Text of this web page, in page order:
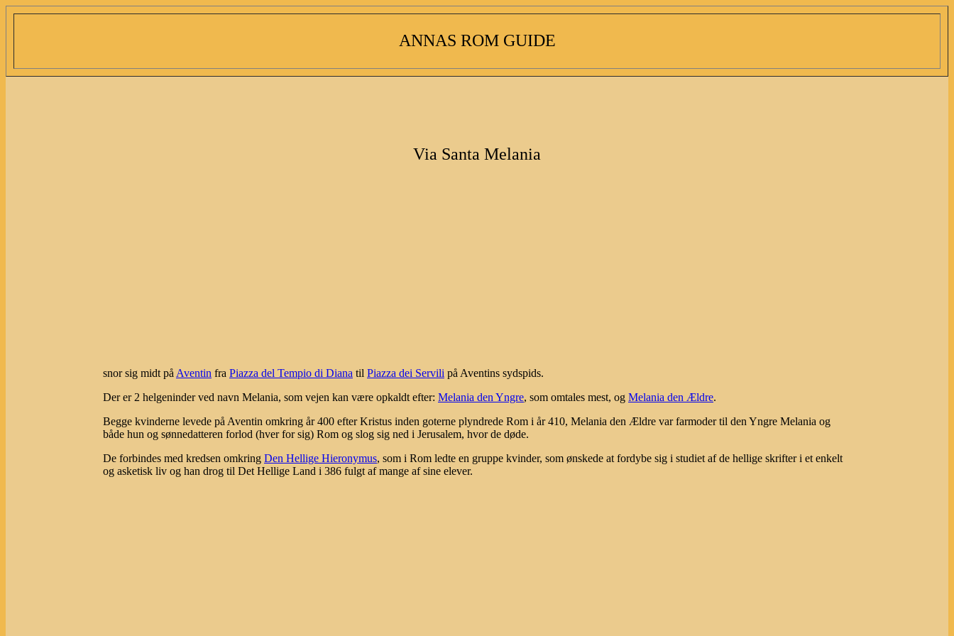
ANNAS ROM GUIDE
Via Santa Melania
snor sig midt på Aventin fra Piazza del Tempio di Diana til Piazza dei Servili på Aventins sydspids.
Der er 2 helgeninder ved navn Melania, som vejen kan være opkaldt efter: Melania den Yngre, som omtales mest, og Melania den Ældre.
Begge kvinderne levede på Aventin omkring år 400 efter Kristus inden goterne plyndrede Rom i år 410, Melania den Ældre var farmoder til den Yngre Melania og
både hun og sønnedatteren forlod (hver for sig) Rom og slog sig ned i Jerusalem, hvor de døde.
De forbindes med kredsen omkring Den Hellige Hieronymus, som i Rom ledte en gruppe kvinder, som ønskede at fordybe sig i studiet af de hellige skrifter i et enkelt
og asketisk liv og han drog til Det Hellige Land i 386 fulgt af mange af sine elever.